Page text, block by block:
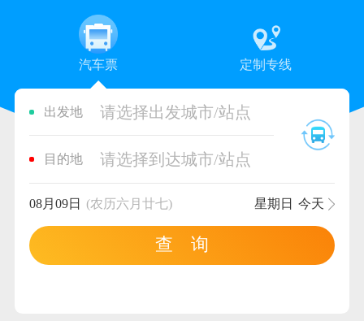
汽车票 定制专线
出发地 请选择出发城市/站点
目的地 请选择到达城市/站点
08月09日 (农历六月廿七) 星期日 今天
查 询